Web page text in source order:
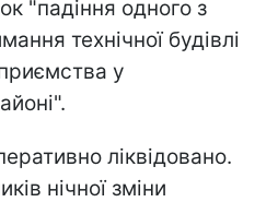
"падіння одного з
технічної будівлі
у
ліквідовано.
нічної зміни